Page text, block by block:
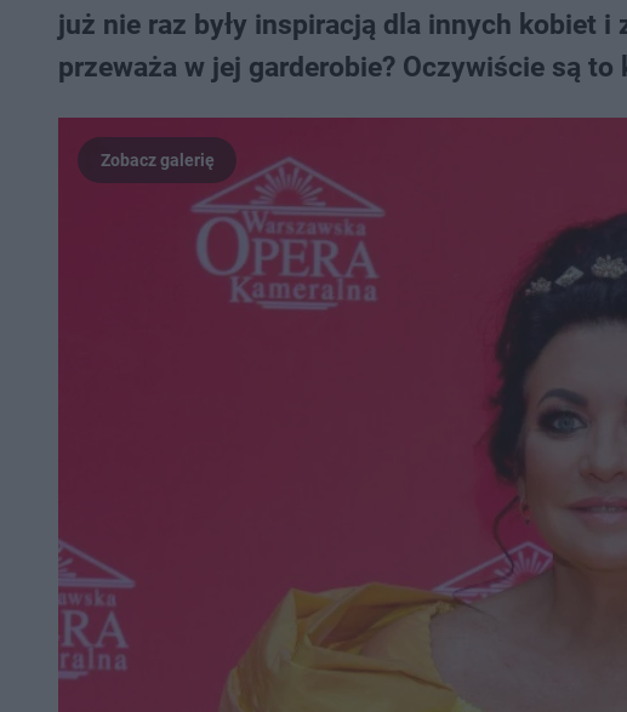
już nie raz były inspiracją dla innych kobiet
przeważa w jej garderobie? Oczywiście są